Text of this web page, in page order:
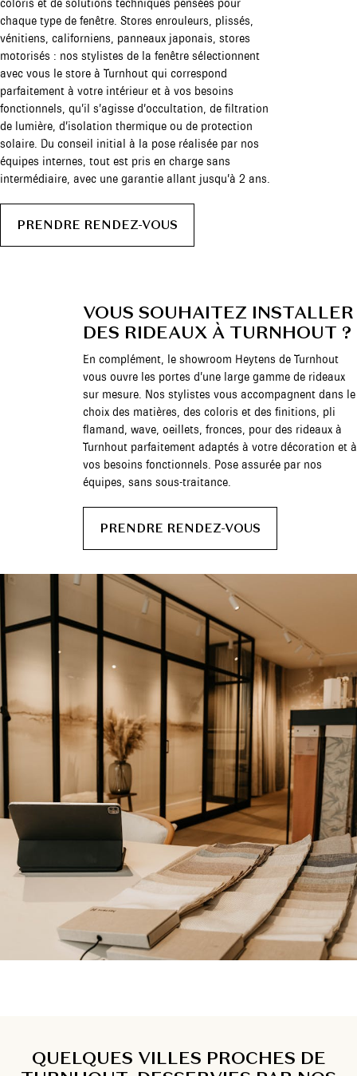
coloris et de solutions techniques pensées pour
chaque type de fenêtre. Stores enrouleurs, plissés,
vénitiens, californiens, panneaux japonais, stores
motorisés : nos stylistes de la fenêtre sélectionnent
avec vous le store à Turnhout qui correspond
parfaitement à votre intérieur et à vos besoins
fonctionnels, qu’il s’agisse d’occultation, de filtration
de lumière, d’isolation thermique ou de protection
solaire. Du conseil initial à la pose réalisée par nos
équipes internes, tout est pris en charge sans
intermédiaire, avec une garantie allant jusqu’à 2 ans.
PRENDRE RENDEZ-VOUS
VOUS SOUHAITEZ INSTALLER
DES RIDEAUX À TURNHOUT ?
En complément, le showroom Heytens de Turnhout
vous ouvre les portes d’une large gamme de rideaux
sur mesure. Nos stylistes vous accompagnent dans le
choix des matières, des coloris et des finitions, pli
flamand, wave, oeillets, fronces, pour des rideaux à
Turnhout parfaitement adaptés à votre décoration et à
vos besoins fonctionnels. Pose assurée par nos
équipes, sans sous-traitance.
PRENDRE RENDEZ-VOUS
QUELQUES VILLES PROCHES DE